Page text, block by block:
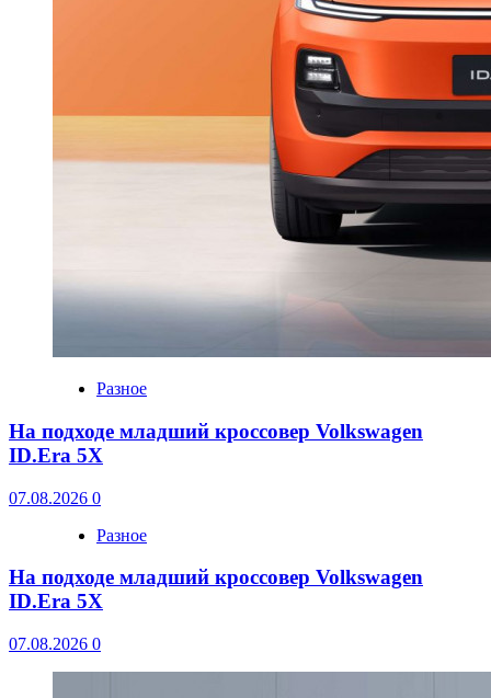
Разное
На подходе младший кроссовер Volkswagen
ID.Era 5X
07.08.2026 0
Разное
На подходе младший кроссовер Volkswagen
ID.Era 5X
07.08.2026 0